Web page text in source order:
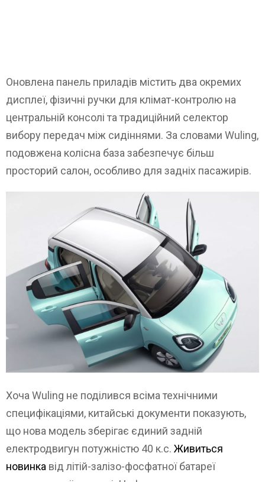
Оновлена ​​панель приладів містить два окремих
дисплеї, фізичні ручки для клімат-контролю на
центральній консолі та традиційний селектор
вибору передач між сидіннями. За словами Wuling,
подовжена колісна база забезпечує більш
просторий салон, особливо для задніх пасажирів.
Хоча Wuling не поділився всіма технічними
специфікаціями, китайські документи показують,
що нова модель зберігає єдиний задній
електродвигун потужністю 40 к.с. Живиться
новинка від літій-залізо-фосфатної батареї